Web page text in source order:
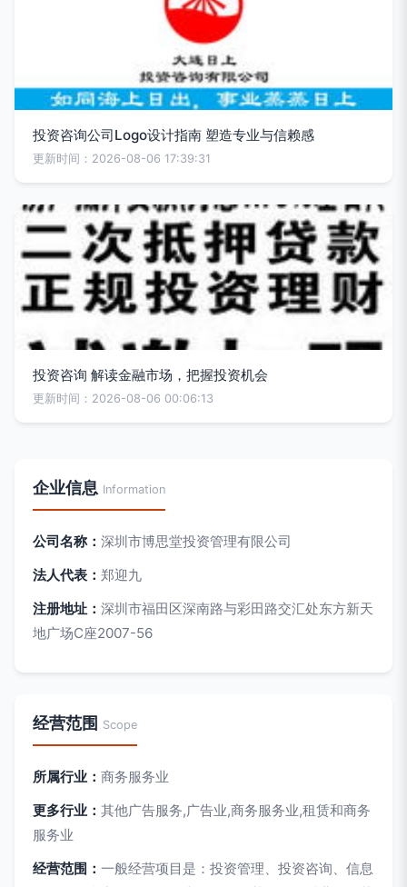
投资咨询公司Logo设计指南 塑造专业与信赖感
更新时间：2026-08-06 17:39:31
投资咨询 解读金融市场，把握投资机会
更新时间：2026-08-06 00:06:13
企业信息 Information
公司名称： 深圳市博思堂投资管理有限公司
法人代表： 郑迎九
注册地址： 深圳市福田区深南路与彩田路交汇处东方新天
地广场C座2007-56
经营范围 Scope
所属行业： 商务服务业
更多行业： 其他广告服务,广告业,商务服务业,租赁和商务
服务业
经营范围： 一般经营项目是：投资管理、投资咨询、信息